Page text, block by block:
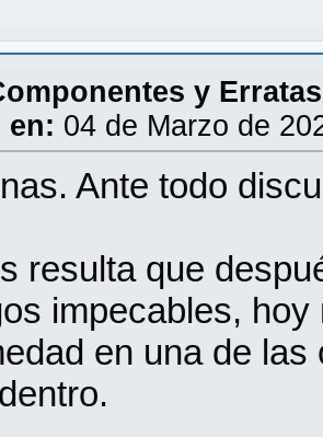
y Erratas
en: 04 de Marzo de
Ante todo
resulta que
impecables,
en una de